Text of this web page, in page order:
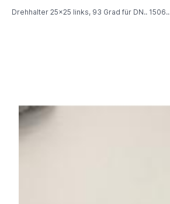
Drehhalter 25x25 links, 93 Grad für DN.. 1506..